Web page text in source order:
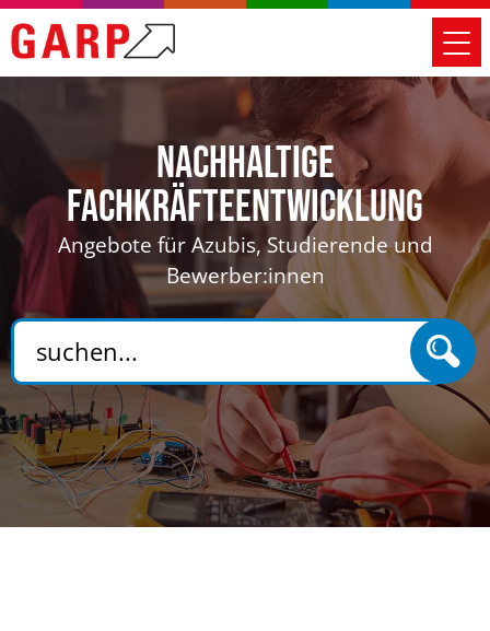
Nachhaltige
Fachkräfteentwicklung
Angebote für Azubis, Studierende und
Bewerber:innen